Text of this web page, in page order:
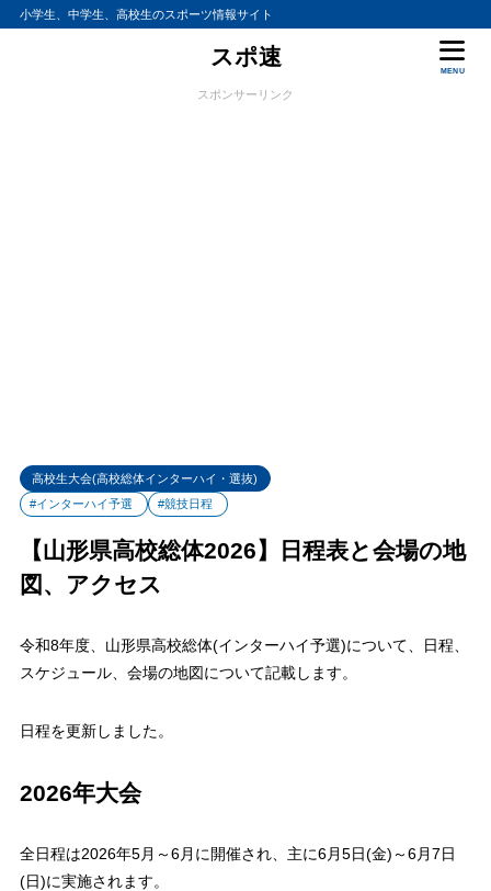
小学生、中学生、高校生のスポーツ情報サイト
スポ速
MENU
スポンサーリンク
高校生大会(高校総体インターハイ・選抜)
#インターハイ予選
#競技日程
【山形県高校総体2026】日程表と会場の地
図、アクセス
令和8年度、山形県高校総体(インターハイ予選)について、日程、
スケジュール、会場の地図について記載します。
日程を更新しました。
2026年大会
全日程は2026年5月～6月に開催され、主に6月5日(金)～6月7日
(日)に実施されます。